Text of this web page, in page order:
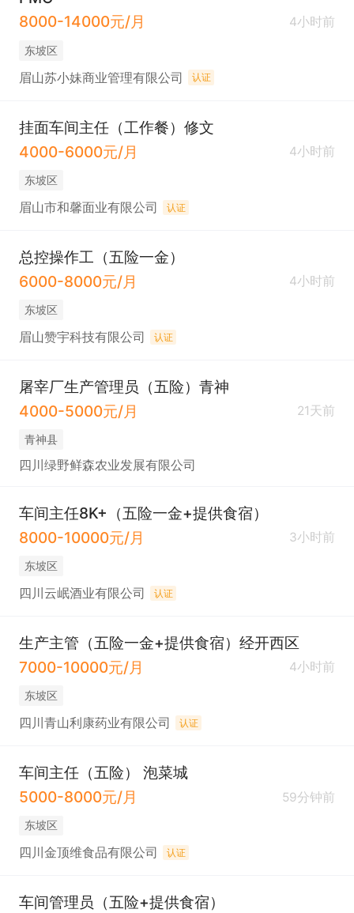
8000-14000元/月
4小时前
东坡区
眉山苏小妹商业管理有限公司 认证
挂面车间主任（工作餐）修文
4000-6000元/月
4小时前
东坡区
眉山市和馨面业有限公司 认证
总控操作工（五险一金）
6000-8000元/月
4小时前
东坡区
眉山赞宇科技有限公司 认证
屠宰厂生产管理员（五险）青神
4000-5000元/月
21天前
青神县
四川绿野鲜森农业发展有限公司
车间主任8K+（五险一金+提供食宿）
8000-10000元/月
3小时前
东坡区
四川云岷酒业有限公司 认证
生产主管（五险一金+提供食宿）经开西区
7000-10000元/月
4小时前
东坡区
四川青山利康药业有限公司 认证
车间主任（五险） 泡菜城
5000-8000元/月
59分钟前
东坡区
四川金顶维食品有限公司 认证
车间管理员（五险+提供食宿）